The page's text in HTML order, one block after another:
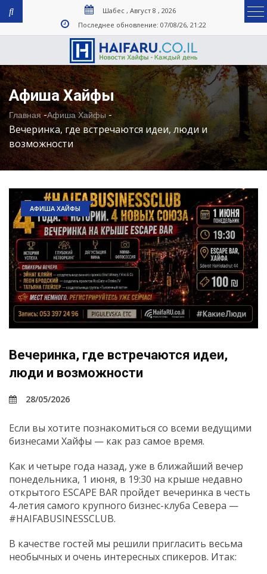
Шабес , Август 8 , 2026
Последнее обновление: 07/08/26, 21:22
Афиша Хайфы
Главная-Афиша Хайфы-
Вечеринка, где встречаются идеи, люди и
возможности
АФИША ХАЙФЫ
Вечеринка, где встречаются идеи,
люди и возможности
28/05/2026
Если вы хотите познакомиться со всеми ведущими
бизнесами Хайфы — как раз самое время.
Как и четыре года назад, уже в ближайший вечер
понедельника, 1 июня, в 19:30 на крыше недавно
открытого ESCAPE BAR пройдет вечеринка в честь
4-летия самого крупного бизнес-клуба Севера —
#HAIFABUSINESSCLUB.
В качестве гостей мы решили пригласить весьма
необычных и очень интересных спикеров. Итак: